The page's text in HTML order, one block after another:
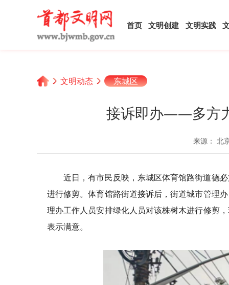
首页 文明创建 文明实践
文明动态 东城区
接诉即办——多方
来源： 北
近日，有市民反映，东城区体育馆路街道德
进行修剪。体育馆路街道接诉后，街道城市管理
理办工作人员安排绿化人员对该株树木进行修剪
表示满意。